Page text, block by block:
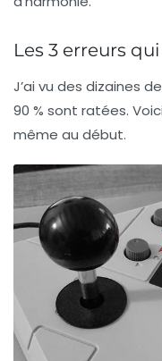
Les 3 erreurs
J’ai vu des dizaines
90 % sont ratées.
même au début.